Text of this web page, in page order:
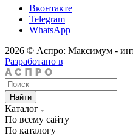
Вконтакте
Telegram
WhatsApp
2026 © Аспро: Максимум -
Разработано в
Найти
Каталог
По всему сайту
По каталогу